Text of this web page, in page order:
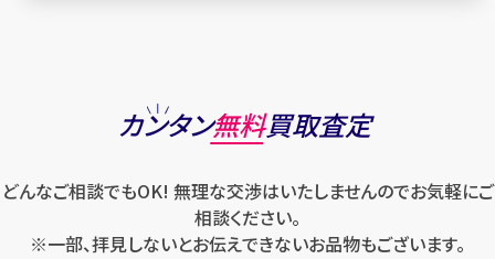
カンタン無料買取査定
どんなご相談でもOK! 無理な交渉はいたしませんのでお気軽にご
相談ください。
※一部、拝見しないとお伝えできないお品物もございます。